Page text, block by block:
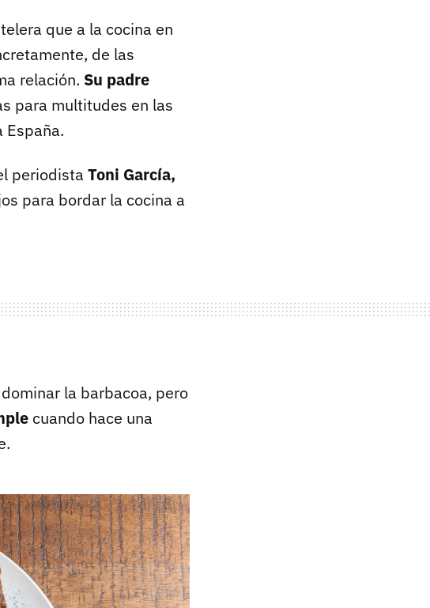
que a la cocina en
de las
relación. Su padre
para multitudes en las
España.
periodista Toni García,
para bordar la cocina a
la barbacoa, pero
cuando hace una